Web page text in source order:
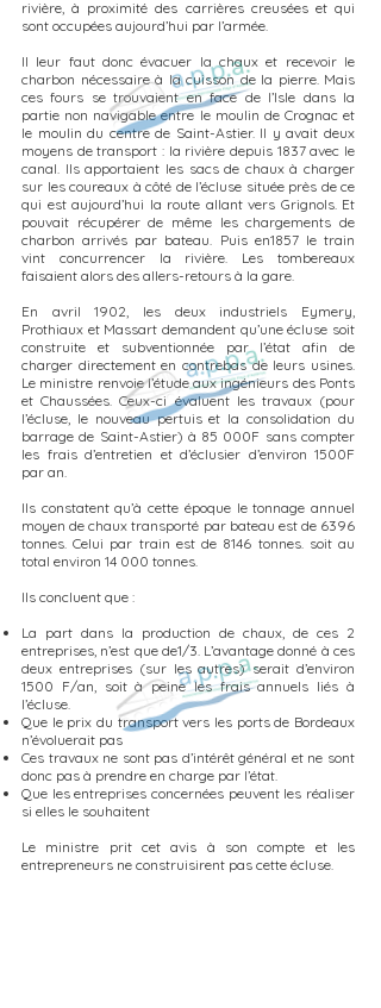
rivière, à proximité des carrières creusées et qui
sont occupées aujourd’hui par l’armée.
Il leur faut donc évacuer la chaux et recevoir le
charbon nécessaire à la cuisson de la pierre. Mais
ces fours se trouvaient en face de l’Isle dans la
partie non navigable entre le moulin de Crognac et
le moulin du centre de Saint-Astier. Il y avait deux
moyens de transport : la rivière depuis 1837 avec le
canal. Ils apportaient les sacs de chaux à charger
sur les coureaux à côté de l’écluse située près de ce
qui est aujourd’hui la route allant vers Grignols. Et
pouvait récupérer de même les chargements de
charbon arrivés par bateau. Puis en1857 le train
vint concurrencer la rivière. Les tombereaux
faisaient alors des allers-retours à la gare.
En avril 1902, les deux industriels Eymery,
Prothiaux et Massart demandent qu’une écluse soit
construite et subventionnée par l’état afin de
charger directement en contrebas de leurs usines.
Le ministre renvoie l’étude aux ingénieurs des Ponts
et Chaussées. Ceux-ci évaluent les travaux (pour
l’écluse, le nouveau pertuis et la consolidation du
barrage de Saint-Astier) à 85 000F sans compter
les frais d’entretien et d’éclusier d’environ 1500F
par an.
Ils constatent qu’à cette époque le tonnage annuel
moyen de chaux transporté par bateau est de 6396
tonnes. Celui par train est de 8146 tonnes. soit au
total environ 14 000 tonnes.
Ils concluent que :
La part dans la production de chaux, de ces 2
entreprises, n’est que de1/3. L’avantage donné à ces
deux entreprises (sur les autres) serait d’environ
1500 F/an, soit à peine les frais annuels liés à
l’écluse.
Que le prix du transport vers les ports de Bordeaux
n’évoluerait pas
Ces travaux ne sont pas d’intérêt général et ne sont
donc pas à prendre en charge par l’état.
Que les entreprises concernées peuvent les réaliser
si elles le souhaitent
Le ministre prit cet avis à son compte et les
entrepreneurs ne construisirent pas cette écluse.